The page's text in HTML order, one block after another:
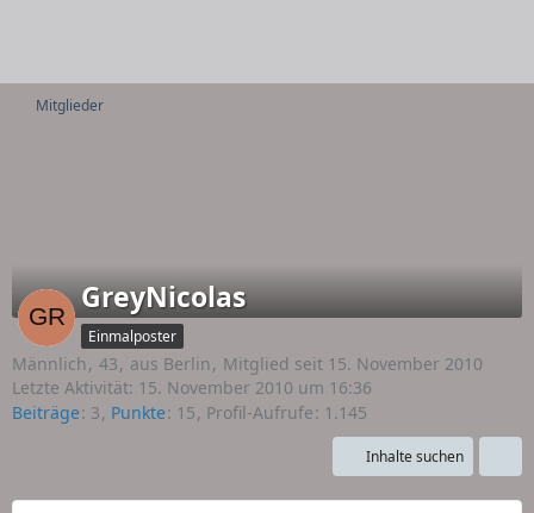
Mitglieder
GreyNicolas
Einmalposter
Männlich 43 aus Berlin
Mitglied seit 15. November 2010
Letzte Aktivität: 15. November 2010 um 16:36
Beiträge 3 Punkte 15 Profil-Aufrufe 1.145
Inhalte suchen